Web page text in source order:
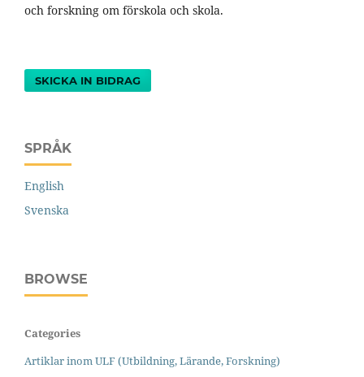
och forskning om förskola och skola.
SKICKA IN BIDRAG
SPRÅK
English
Svenska
BROWSE
Categories
Artiklar inom ULF (Utbildning, Lärande, Forskning)